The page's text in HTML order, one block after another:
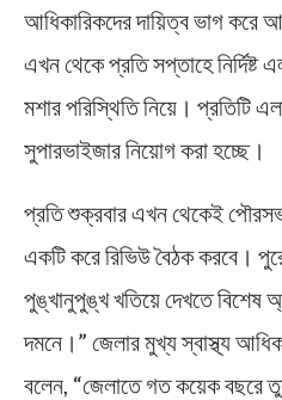
আধিকারিকদের দায়িত্ব ভাগ করে
এখন থেকে প্রতি সপ্তাহে নির্দিষ্ট
মশার পরিস্থিতি নিয়ে। প্রতিটি
সুপারভাইজার নিয়োগ করা হচ্ছে।
প্রতি শুক্রবার এখন থেকেই
একটি করে রিভিউ বৈঠক করবে।
পুঙ্খানুপুঙ্খ খতিয়ে দেখতে বিশেষ
দমনে।” জেলার মুখ্য স্বাস্থ্য
বলেন, “জেলাতে গত কয়েক বছরে